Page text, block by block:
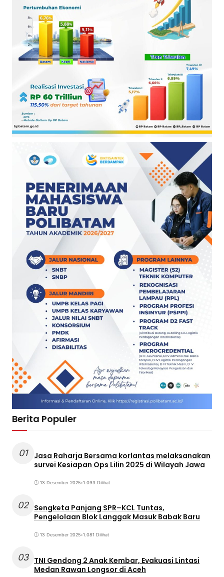
Berita Populer
01
Jasa Raharja Bersama korlantas melaksanakan
survei Kesiapan Ops Lilin 2025 di Wilayah Jawa
13 Desember 2025•1.093 Dilihat
02 Sengketa Panjang SPR–KCL Tuntas,
Pengelolaan Blok Langgak Masuk Babak Baru
13 Desember 2025•1.081 Dilihat
03 TNI Gendong 2 Anak Kembar, Evakuasi Lintasi
Medan Rawan Longsor di Aceh